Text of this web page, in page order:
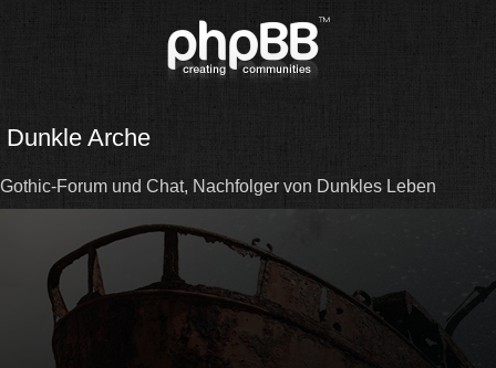
Dunkle Arche
Gothic-Forum und Chat, Nachfolger von Dunkles Leben